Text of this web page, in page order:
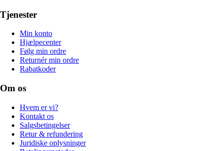
Tjenester
Min konto
Hjælpecenter
Følg min ordre
Returnér min ordre
Rabatkoder
Om os
Hvem er vi?
Kontakt os
Salgsbetingelser
Retur & refundering
Juridiske oplysninger